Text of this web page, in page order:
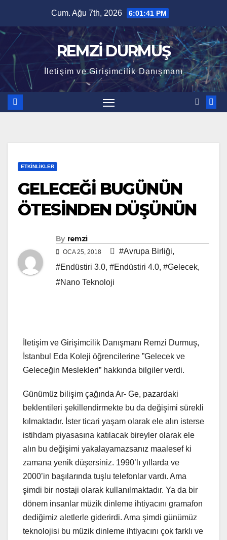
content
Cum. Ağu 7th, 2026 6:01:42 PM
REMZİ DURMUŞ
İletişim ve Girişimcilik Danışmanı
ETKINLIKLER
GELECEĞİ BUGÜNÜN
ÖTESİNDEN DÜŞÜNÜN
By remzi
OCA 25, 2018 #Avrupa Birliği,
#Endüstiri 3.0, #Endüstiri 4.0, #Gelecek,
#Nano Teknoloji
İletişim ve Girişimcilik Danışmanı Remzi Durmuş,
İstanbul Eda Koleji öğrencilerine ”Gelecek ve
Geleceğin Meslekleri” hakkında bilgiler verdi.
Günümüz bilişim çağında Ar- Ge, pazardaki
beklentileri şekillendirmekte bu da değişimi sürekli
kılmaktadır. İster ticari yaşam olarak ele alın isterse
istihdam piyasasına katılacak bireyler olarak ele
alın bu değişimi yakalayamazsanız maalesef ki
zamana yenik düşersiniz. 1990’lı yıllarda ve
2000’in başılarında tuşlu telefonlar vardı. Ama
şimdi bir nostaji olarak kullanılmaktadır. Ya da bir
dönem insanlar müzik dinleme ihtiyacını gramafon
dediğimiz aletlerle giderirdi. Ama şimdi günümüz
teknolojisi bu müzik dinleme ihtiyacını çok farklı ve